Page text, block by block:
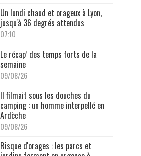
Un lundi chaud et orageux à Lyon,
jusqu'à 36 degrés attendus
07:10
Le récap’ des temps forts de la
semaine
09/08/26
Il filmait sous les douches du
camping : un homme interpellé en
Ardèche
09/08/26
Risque d'orages : les parcs et